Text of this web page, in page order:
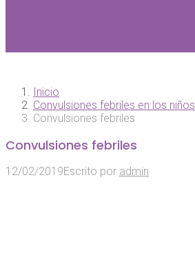
Inicio
Convulsiones febriles en los niños
Convulsiones febriles
Convulsiones febriles
12/02/2019Escrito por admin